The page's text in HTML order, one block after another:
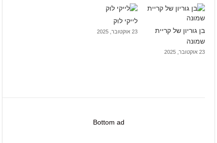
בן גוריון של קריית
שמונה
23 אוקטובר, 2025
לייקי לוק
23 אוקטובר, 2025
Bottom ad